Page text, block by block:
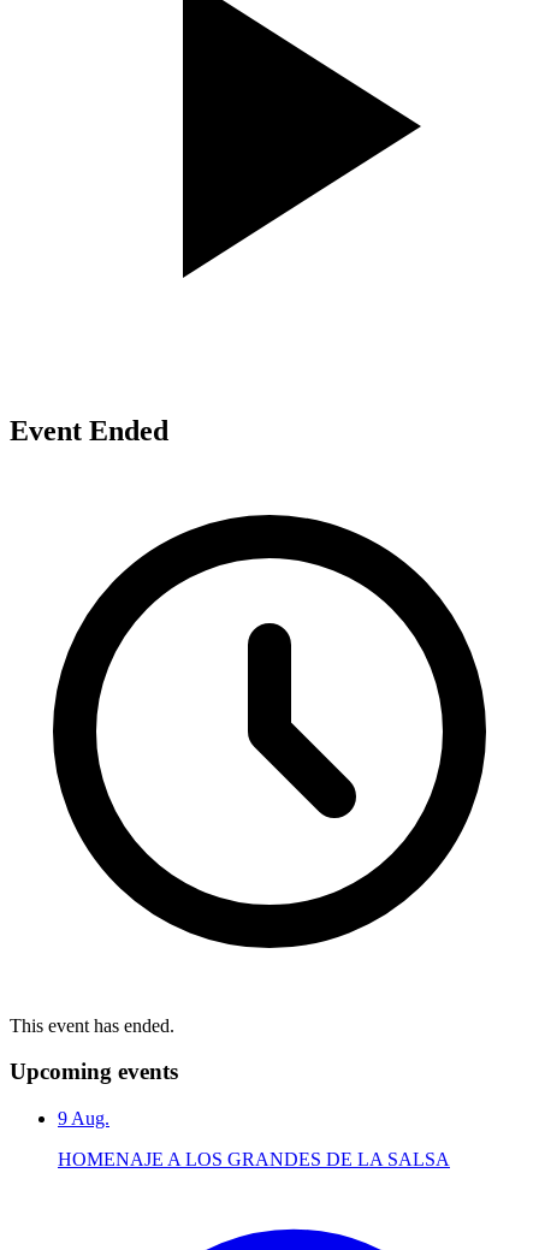
Event Ended
This event has ended.
Upcoming events
9 Aug.
HOMENAJE A LOS GRANDES DE LA SALSA